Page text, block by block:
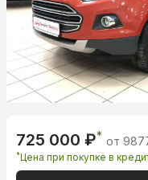
725 000 ₽* от
*Цена при покупке в